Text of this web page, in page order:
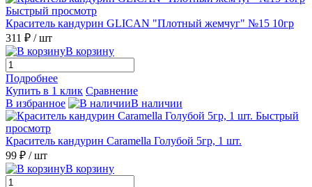
Быстрый просмотр
Краситель кандурин GLICAN "Плотный жемчуг" №15 10гр
311 ₽ / шт
В корзину
Подробнее
Купить в 1 клик Сравнение
В избранное
В наличии
Быстрый
просмотр
Краситель кандурин Caramella Голубой 5гр, 1 шт.
99 ₽ / шт
В корзину